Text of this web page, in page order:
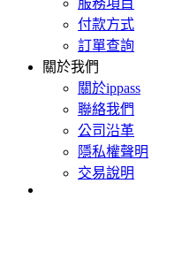
服務項目
付款方式
訂單查詢
關於我們
關於ippass
聯絡我們
公司沿革
隱私權聲明
交易說明